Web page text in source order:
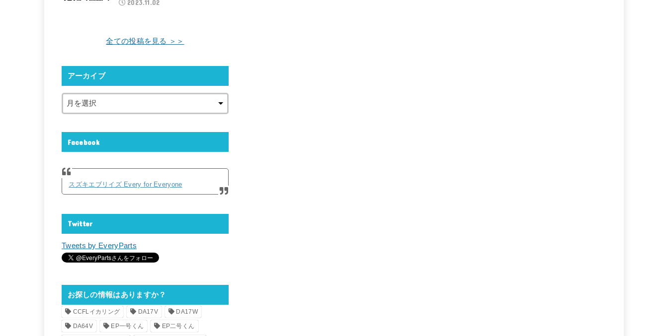
2023.11.02
全ての投稿を見る ＞＞
アーカイブ
Facebook
スズキエブリイズ Every for Everyone
Twitter
Tweets by EveryParts
お探しの情報はありますか？
CCFLイカリング DA17V DA17W
DA64V EP一号くん EP二号くん